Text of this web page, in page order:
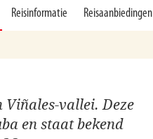
Reisinformatie Reisaanbiedingen
Viñales-vallei. Deze
en staat bekend